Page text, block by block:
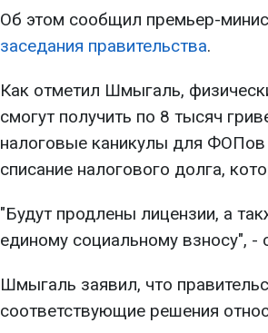
Об этом сообщил премьер-
заседания правительства.
Как отметил Шмыгаль,
смогут получить по 8 тысяч
налоговые каникулы для ФОПов
списание налогового долга,
"Будут продлены лицензии, а
единому социальному взносу", -
Шмыгаль заявил, что
соответствующие решения